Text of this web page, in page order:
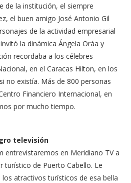
de la institución, el siempre
el buen amigo José Antonio Gil
de la actividad empresarial
la dinámica Ángela Oráa y
recordaba a los célebres
en el Caracas Hilton, en los
no existía. Más de 800 personas
Financiero Internacional, en
por mucho tiempo.
televisión
entrevistaremos en Meridiano TV a
de Puerto Cabello. Le
atractivos turísticos de esa bella